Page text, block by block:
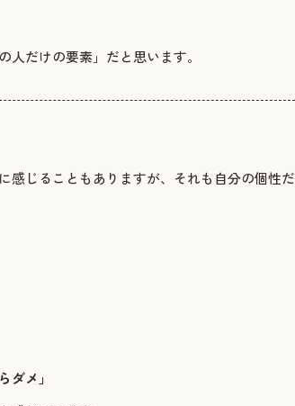
だけの要素」だと思います。
感じることもありますが、それも自分の個性だ
ダメ」